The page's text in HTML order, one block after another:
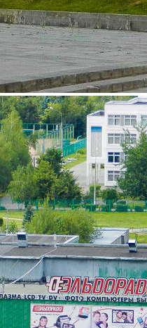
Торговый центр
ГРИН
Связаться с торговым
Торговый центр «ГРИН»
отлично зарекомендовал
проживающих в
Москвы, и посетителей
Подмосковья. • Торговый
улице Зеленограда,
Пятницкое...
4692 (+1)
Информация о ТЦ
О компании
Арендаторы
Условия
Контакты
Фотогалерея